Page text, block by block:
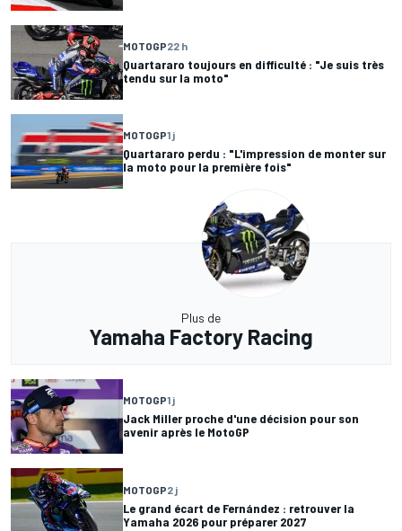
MOTOGP22 h
Quartararo toujours en difficulté : "Je suis très
tendu sur la moto"
MOTOGP1 j
Quartararo perdu : "L'impression de monter sur
la moto pour la première fois"
Plus de
Yamaha Factory Racing
MOTOGP1 j
Jack Miller proche d'une décision pour son
avenir après le MotoGP
MOTOGP2 j
Le grand écart de Fernández : retrouver la
Yamaha 2026 pour préparer 2027